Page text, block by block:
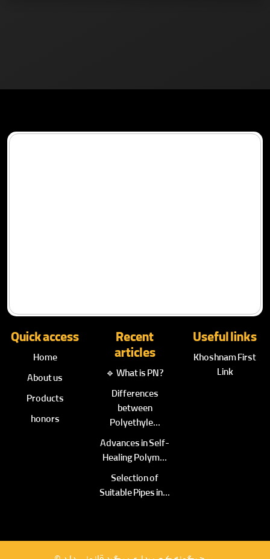
Quick access
Home
About us
Products
honors
Recent
articles
🔹 What is PN?
Differences
between
Polyethyle...
Advances in Self-
Healing Polym...
Selection of
Suitable Pipes in...
Useful links
Khoshnam First
Link